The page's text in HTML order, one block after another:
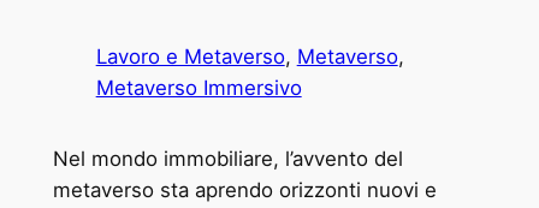
Lavoro e Metaverso, Metaverso
Metaverso Immersivo
Nel mondo immobiliare, l’avvento del
metaverso sta aprendo orizzonti nuovi e